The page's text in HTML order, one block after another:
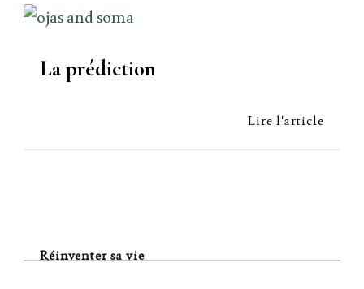
La prédiction
Lire l'article
Réinventer sa vie